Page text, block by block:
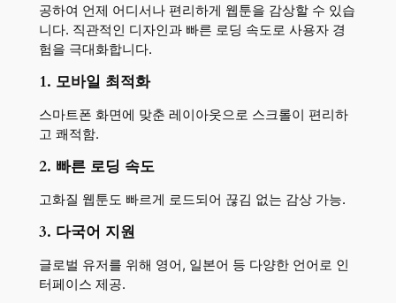
공하여 언제 어디서나 편리하게 웹툰을 감상할 수 있습
니다. 직관적인 디자인과 빠른 로딩 속도로 사용자 경
험을 극대화합니다.
1. 모바일 최적화
스마트폰 화면에 맞춘 레이아웃으로 스크롤이 편리하
고 쾌적함.
2. 빠른 로딩 속도
고화질 웹툰도 빠르게 로드되어 끊김 없는 감상 가능.
3. 다국어 지원
글로벌 유저를 위해 영어, 일본어 등 다양한 언어로 인
터페이스 제공.